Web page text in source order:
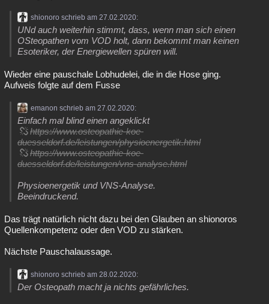
shionoro schrieb am 27.02.2020:
UNd auch weiterhin stimmt, dass, wenn man sich einen
OSteopathen vom VOD holt, dann bekommt man keinen
Esoteriker, der Energiewellen spüren will.
Wieder eine pauschale Lobhudelei, die in die Hose ging.
Aufweis folgte auf dem Fusse
emanon schrieb am 27.02.2020:
Einfach mal blind einen angeklickt
https://www.osteopathie-koe-
duesseldorf.de/leistungen/physioenergetik.html
https://www.osteopathie-koe-
duesseldorf.de/leistungen/vns-analyse.html
Physioenergetik und VNS-Analyse.
Beeindruckend.
Das trägt natürlich nicht dazu bei den Glauben an shionoros
Quellenkompetenz oder den VOD zu stärken.
Nächste Pauschalaussage.
shionoro schrieb am 28.02.2020:
Der Osteopath macht ja nichts gefährliches.